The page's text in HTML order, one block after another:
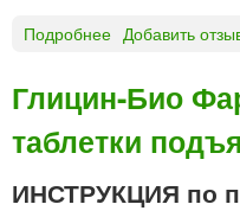
а
с
с
с
Подробнее
у
т
а
м
и
Добавить
Глицин-Био
таблетки
ИНСТРУКЦИЯ по